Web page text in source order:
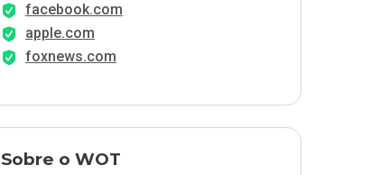
facebook.com
apple.com
foxnews.com
Sobre o WOT